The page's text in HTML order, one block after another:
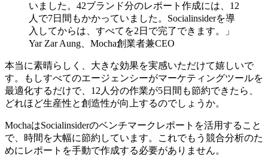
いました。42ブランド分のレポート作成には、12
人で7日間もかかっていました。Socialinsiderを導
入してからは、すべてを2日で完了できます。」
Yar Zar Aung、Mocha創業者兼CEO
本当に素晴らしく、大きな効果を実感いただけて嬉しいで
す。もしすべてのエージェンシーがマーケティングツールを
最適化するだけで、12人分の作業が5日間も節約できたら、
どれほど生産性と創造性が向上するのでしょうか。
MochaはSocialinsiderのベンチマークレポートを活用すること
で、時間を大幅に節約しています。これでもう競合分析のた
めにレポートを手動で作成する必要がありません。